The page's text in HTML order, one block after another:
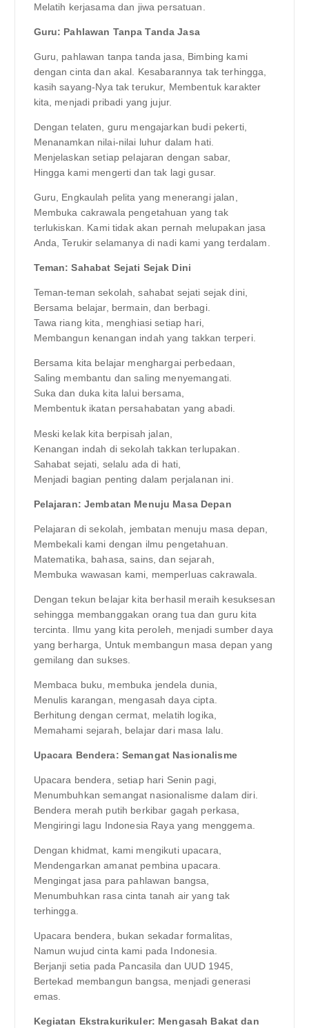
Melatih kerjasama dan jiwa persatuan.
Guru: Pahlawan Tanpa Tanda Jasa
Guru, pahlawan tanpa tanda jasa, Bimbing kami
dengan cinta dan akal. Kesabarannya tak terhingga,
kasih sayang-Nya tak terukur, Membentuk karakter
kita, menjadi pribadi yang jujur.
Dengan telaten, guru mengajarkan budi pekerti,
Menanamkan nilai-nilai luhur dalam hati.
Menjelaskan setiap pelajaran dengan sabar,
Hingga kami mengerti dan tak lagi gusar.
Guru, Engkaulah pelita yang menerangi jalan,
Membuka cakrawala pengetahuan yang tak
terlukiskan. Kami tidak akan pernah melupakan jasa
Anda, Terukir selamanya di nadi kami yang terdalam.
Teman: Sahabat Sejati Sejak Dini
Teman-teman sekolah, sahabat sejati sejak dini,
Bersama belajar, bermain, dan berbagi.
Tawa riang kita, menghiasi setiap hari,
Membangun kenangan indah yang takkan terperi.
Bersama kita belajar menghargai perbedaan,
Saling membantu dan saling menyemangati.
Suka dan duka kita lalui bersama,
Membentuk ikatan persahabatan yang abadi.
Meski kelak kita berpisah jalan,
Kenangan indah di sekolah takkan terlupakan.
Sahabat sejati, selalu ada di hati,
Menjadi bagian penting dalam perjalanan ini.
Pelajaran: Jembatan Menuju Masa Depan
Pelajaran di sekolah, jembatan menuju masa depan,
Membekali kami dengan ilmu pengetahuan.
Matematika, bahasa, sains, dan sejarah,
Membuka wawasan kami, memperluas cakrawala.
Dengan tekun belajar kita berhasil meraih kesuksesan
sehingga membanggakan orang tua dan guru kita
tercinta. Ilmu yang kita peroleh, menjadi sumber daya
yang berharga, Untuk membangun masa depan yang
gemilang dan sukses.
Membaca buku, membuka jendela dunia,
Menulis karangan, mengasah daya cipta.
Berhitung dengan cermat, melatih logika,
Memahami sejarah, belajar dari masa lalu.
Upacara Bendera: Semangat Nasionalisme
Upacara bendera, setiap hari Senin pagi,
Menumbuhkan semangat nasionalisme dalam diri.
Bendera merah putih berkibar gagah perkasa,
Mengiringi lagu Indonesia Raya yang menggema.
Dengan khidmat, kami mengikuti upacara,
Mendengarkan amanat pembina upacara.
Mengingat jasa para pahlawan bangsa,
Menumbuhkan rasa cinta tanah air yang tak
terhingga.
Upacara bendera, bukan sekadar formalitas,
Namun wujud cinta kami pada Indonesia.
Berjanji setia pada Pancasila dan UUD 1945,
Bertekad membangun bangsa, menjadi generasi
emas.
Kegiatan Ekstrakurikuler: Mengasah Bakat dan